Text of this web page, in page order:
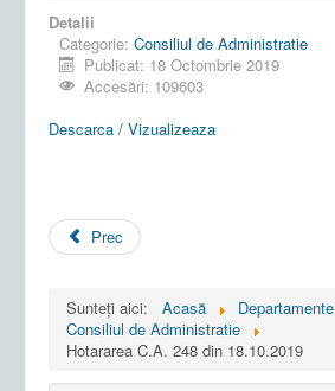
Detalii
Categorie: Consiliul de Administratie
Publicat: 18 Octombrie 2019
Accesări: 109603
Descarca / Vizualizeaza
Prec
Sunteți aici: Acasă
Departamente
Consiliul de Administratie
Hotararea C.A. 248 din 18.10.2019